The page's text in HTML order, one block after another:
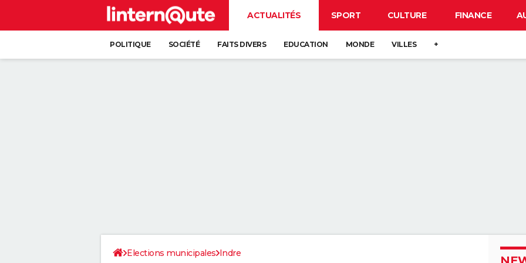
ACTUALITÉS SPORT CULTURE FINANCE
POLITIQUE SOCIÉTÉ FAITS DIVERS EDUCATION MONDE VILLES +
Elections municipales Indre